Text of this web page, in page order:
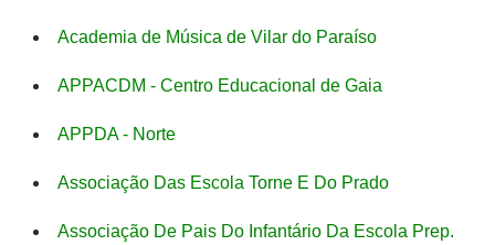
Academia de Música de Vilar do Paraíso
APPACDM - Centro Educacional de Gaia
APPDA - Norte
Associação Das Escola Torne E Do Prado
Associação De Pais Do Infantário Da Escola Prep.